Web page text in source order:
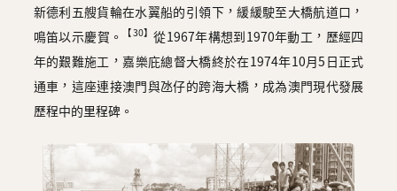
新德利五艘貨輪在水翼船的引領下，緩緩駛至大橋航道口，
鳴笛以示慶賀。
【30】從1967年構想到1970年動工，歷經四
年的艱難施工，嘉樂庇總督大橋終於在1974年10月5日正式
通車，這座連接澳門與氹仔的跨海大橋，成為澳門現代發展
歷程中的里程碑。